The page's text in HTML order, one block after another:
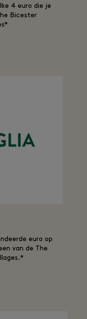
4 euro die je
Bicester
euro op
van de The